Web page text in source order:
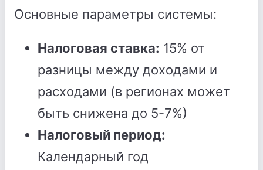
Основные параметры системы:
Налоговая ставка: 15% от
разницы между доходами и
расходами (в регионах может
быть снижена до 5-7%)
Налоговый период:
Календарный год